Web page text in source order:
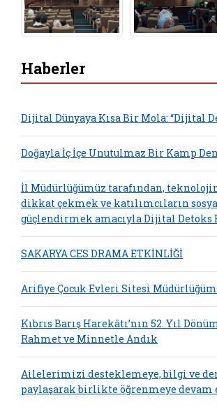
Haberler
Dijital Dünyaya Kısa Bir Mola: “Dijital
Doğayla İç İçe Unutulmaz Bir Kamp
İl Müdürlüğümüz tarafından,
dikkat çekmek ve katılımcıların
güçlendirmek amacıyla Dijital Detoks
SAKARYA CES DRAMA ETKİNLİĞİ
Arifiye Çocuk Evleri Sitesi
Kıbrıs Barış Harekâtı’nın 52. Yıl
Rahmet ve Minnetle Andık
Ailelerimizi desteklemeye, bilgi ve
paylaşarak birlikte öğrenmeye devam